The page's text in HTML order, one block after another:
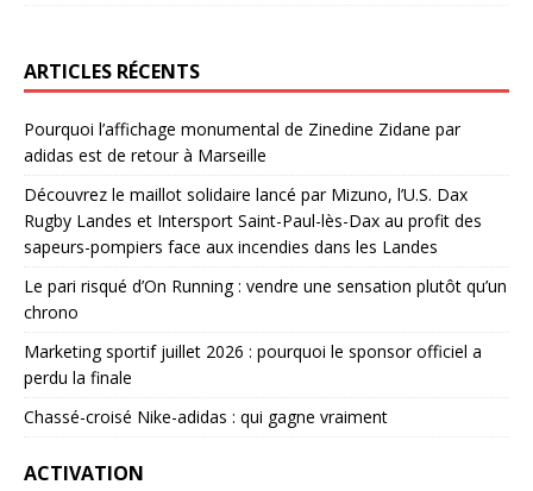
ARTICLES RÉCENTS
Pourquoi l’affichage monumental de Zinedine Zidane par
adidas est de retour à Marseille
Découvrez le maillot solidaire lancé par Mizuno, l’U.S. Dax
Rugby Landes et Intersport Saint-Paul-lès-Dax au profit des
sapeurs-pompiers face aux incendies dans les Landes
Le pari risqué d’On Running : vendre une sensation plutôt qu’un
chrono
Marketing sportif juillet 2026 : pourquoi le sponsor officiel a
perdu la finale
Chassé-croisé Nike-adidas : qui gagne vraiment
ACTIVATION